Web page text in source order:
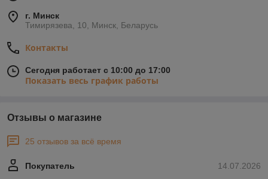
г. Минск
Тимирязева, 10, Минск, Беларусь
Контакты
Сегодня работает с 10:00 до 17:00
Показать весь график работы
Отзывы о магазине
25 отзывов за всё время
14.07.2026
Покупатель